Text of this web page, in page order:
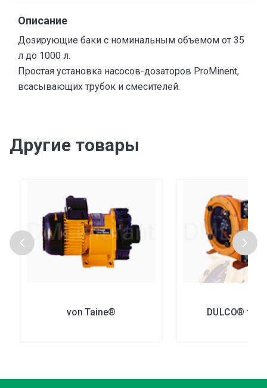
Описание
Дозирующие баки с номинальным объемом от 35
л до 1000 л.
Простая установка насосов-дозаторов ProMinent,
всасывающих трубок и смесителей.
Другие товары
von Taine® DULCO® flex